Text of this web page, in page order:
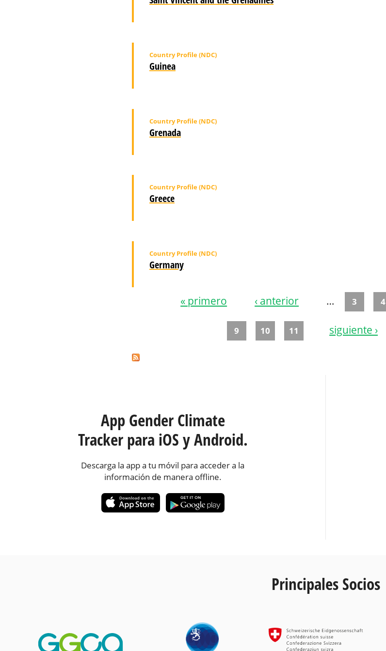
Guinea
Country Profile (NDC)
Grenada
Country Profile (NDC)
Greece
Country Profile (NDC)
Germany
Country Profile (NDC)
« primero ‹ anterior … 3 4
9 10 11 siguiente ›
App Gender Climate
Tracker para iOS y Android.
Descarga la app a tu móvil para acceder a la
información de manera offline.
Principales Socios